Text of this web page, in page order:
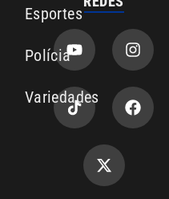
SBT acompanha:
a VTV News
Política de privacidade